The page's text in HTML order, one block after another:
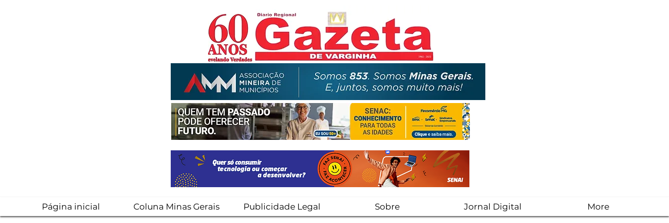
Página inicial Coluna Minas Gerais Publicidade Legal Sobre Jornal Digital More